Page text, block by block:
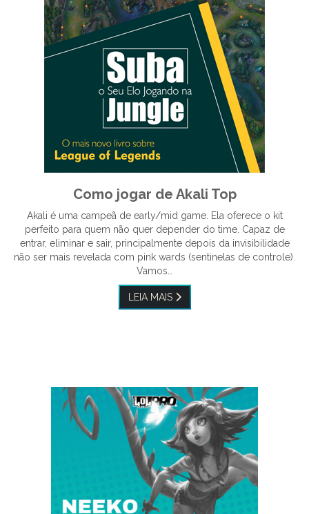
Como jogar de Akali Top
Akali é uma campeã de early/mid game. Ela oferece o kit
perfeito para quem não quer depender do time. Capaz de
entrar, eliminar e sair, principalmente depois da invisibilidade
não ser mais revelada com pink wards (sentinelas de controle).
Vamos…
LEIA MAIS